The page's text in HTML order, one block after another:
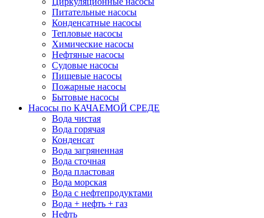
Питательные насосы
Конденсатные насосы
Тепловые насосы
Химические насосы
Нефтяные насосы
Судовые насосы
Пищевые насосы
Пожарные насосы
Бытовые насосы
Насосы по КАЧАЕМОЙ СРЕДЕ
Вода чистая
Вода горячая
Конденсат
Вода загряненная
Вода сточная
Вода пластовая
Вода морская
Вода с нефтепродуктами
Вода + нефть + газ
Нефть